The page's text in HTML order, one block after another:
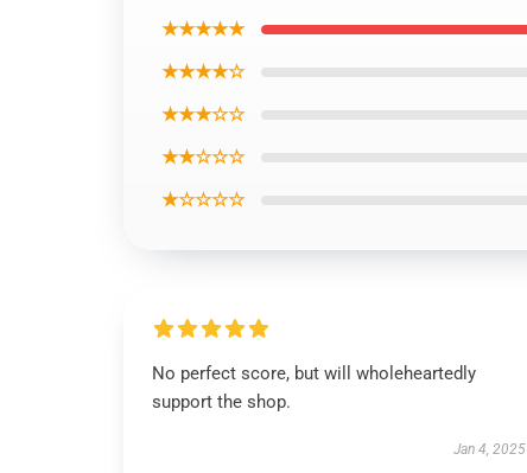
★★★★★
★★★★☆
★★★☆☆
★★☆☆☆
★☆☆☆☆
No perfect score, but will wholeheartedly
support the shop.
Jan 4, 2025